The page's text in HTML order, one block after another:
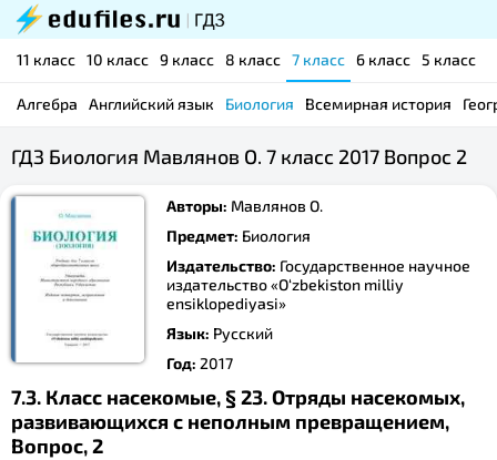
11 класс 10 класс 9 класс 8 класс 7 класс 6 класс 5 класс
Алгебра Английский язык Биология Всемирная история
ГДЗ Биология Мавлянов О. 7 класс 2017 Вопрос 2
Авторы: Мавлянов О.
Предмет: Биология
Издательство: Государственное научное
издательство «O‘zbekiston milliy
ensiklopediyasi»
Язык: Русский
Год: 2017
7.3. Класс насекомые, § 23. Отряды насекомых,
развивающихся с неполным превращением,
Вопрос, 2